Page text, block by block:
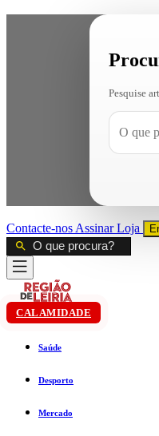
Pesquise
Contacte-nos AssinarLoja
CALAMIDADE
Saúde
Desporto
Mercado